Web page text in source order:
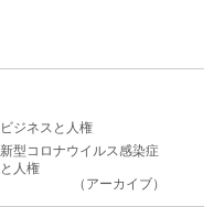
ビジネスと人権
新型コロナウイルス感染症
と人権
（アーカイブ）